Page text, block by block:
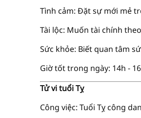
Tình cảm: Đặt sự mới mẻ
Tài lộc: Muốn tài chính
Sức khỏe: Biết quan tâm
Giờ tốt trong ngày: 14h -
Tử vi tuổi Tỵ
Công việc: Tuổi Tỵ công